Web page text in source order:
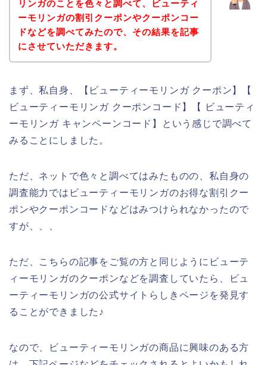
リンガのことを色々と調べて、ビューティ
ーモリンガの割引クーポンやクーポンコー
ドなどを調べてみたので、その結果を記事
にさせていただきます。
まず、私自身、【ビューティーモリンガ クーポン】【
ビューティーモリンガ クーポンコード】【 ビューティ
ーモリンガ キャンペーンコード】という感じで調べて
みることにしました。
ただ、ネットで色々と調べてはみたものの、私自身の
調査能力ではビューティーモリンガのお得な割引クー
ポンやクーポンコードなどはみつけられなかったので
すが、、、
ただ、こちらの記事をご覧の方と同じようにビューテ
ィーモリンガのクーポンなどを調査していたら、ビュ
ーティーモリンガの公式サイトらしきページを発見す
ることができました♪
なので、ビューティーモリンガの商品に興味のある方